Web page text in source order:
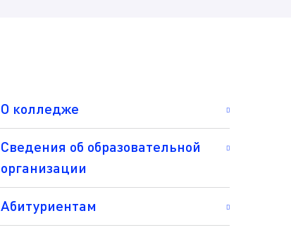
О колледже
Сведения об образовательной
организации
Абитуриентам